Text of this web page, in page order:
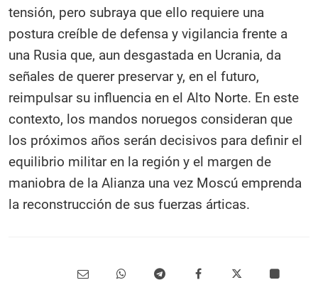
tensión, pero subraya que ello requiere una
postura creíble de defensa y vigilancia frente a
una Rusia que, aun desgastada en Ucrania, da
señales de querer preservar y, en el futuro,
reimpulsar su influencia en el Alto Norte. En este
contexto, los mandos noruegos consideran que
los próximos años serán decisivos para definir el
equilibrio militar en la región y el margen de
maniobra de la Alianza una vez Moscú emprenda
la reconstrucción de sus fuerzas árticas.